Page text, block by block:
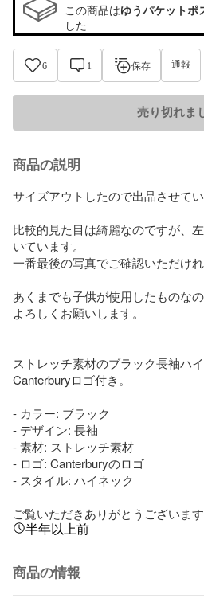
この商品はゆうパケットポ
した
6 1 保存 通報
売り切れま
商品の説明
サイズアウトしたので出品させてい
比較的見た目は綺麗なのですが、
いています。
一番最後の写真でご確認いただけれ
あくまでも子供が使用したものな
よろしくお願いします。
ストレッチ素材のブラック長袖ハイ
Canterburyロゴ付き。
- カラー: ブラック
- デザイン: 長袖
- 素材: ストレッチ素材
- ロゴ: Canterburyのロゴ
- スタイル: ハイネック
ご覧いただきありがとうございます
半年以上前
商品の情報